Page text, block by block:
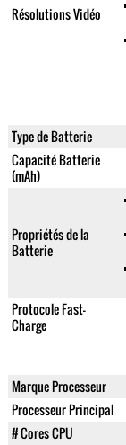
Résolutions Vidéo
Type de Batterie
Capacité Batterie
(mAh)
Propriétés de la
Batterie
Protocole Fast-
Charge
Marque Processeur
Processeur Principal
# Cores CPU